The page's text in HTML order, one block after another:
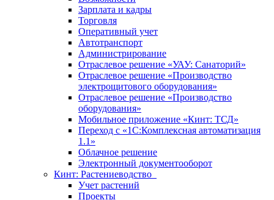
Зарплата и кадры
Торговля
Оперативный учет
Автотранспорт
Администрирование
Отраслевое решение «УАУ: Санаторий»
Отраслевое решение «Производство
электрощитового оборудования»
Отраслевое решение «Производство
оборудования»
Мобильное приложение «Кинт: ТСД»
Переход с «1С:Комплексная автоматизация
1.1»
Облачное решение
Электронный документооборот
Кинт: Растениеводство
Учет растений
Проекты